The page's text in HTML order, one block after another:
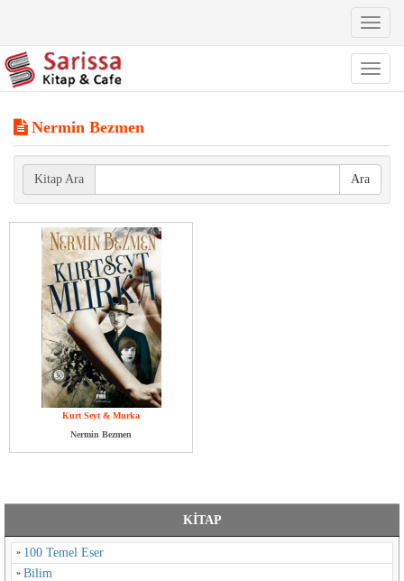
Toggle
Toggle
Nermin Bezmen
Kitap Ara Ara
Kurt Seyt & Murka
Nermin Bezmen
KİTAP
100 Temel Eser
Bilim